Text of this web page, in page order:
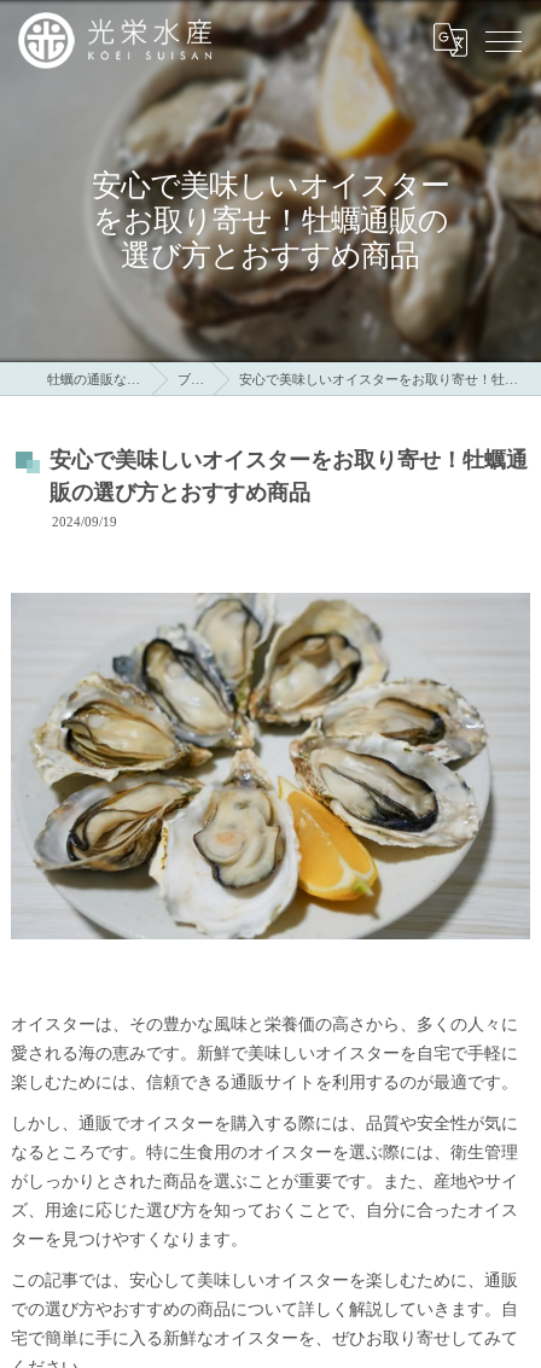
安心で美味しいオイスター
をお取り寄せ！牡蠣通販の
選び方とおすすめ商品
ブログ 安心で美味しいオイスターをお取り寄せ！牡蠣通販の選び方とおすすめ商品
安心で美味しいオイスターをお取り寄せ！牡蠣通
販の選び方とおすすめ商品
2024/09/19
オイスターは、その豊かな風味と栄養価の高さから、多くの人々に
愛される海の恵みです。新鮮で美味しいオイスターを自宅で手軽に
楽しむためには、信頼できる通販サイトを利用するのが最適です。
しかし、通販でオイスターを購入する際には、品質や安全性が気に
なるところです。特に生食用のオイスターを選ぶ際には、衛生管理
がしっかりとされた商品を選ぶことが重要です。また、産地やサイ
ズ、用途に応じた選び方を知っておくことで、自分に合ったオイス
ターを見つけやすくなります。
この記事では、安心して美味しいオイスターを楽しむために、通販
での選び方やおすすめの商品について詳しく解説していきます。自
宅で簡単に手に入る新鮮なオイスターを、ぜひお取り寄せしてみて